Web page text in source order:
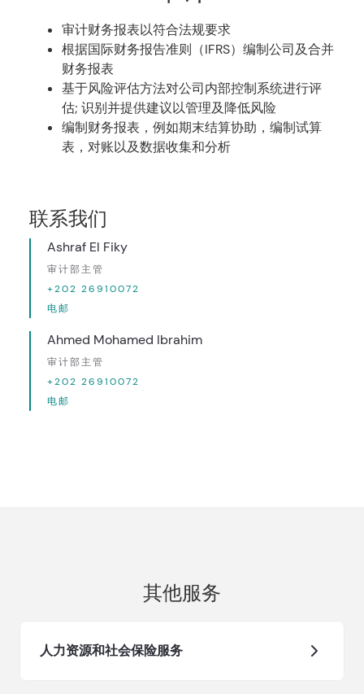
审计财务报表以符合法规要求
根据国际财务报告准则（IFRS）编制公司及合并
财务报表
基于风险评估方法对公司内部控制系统进行评
估; 识别并提供建议以管理及降低风险
编制财务报表，例如期末结算协助，编制试算
表，对账以及数据收集和分析
联系我们
Ashraf El Fiky
审计部主管
+202 26910072
电邮
Ahmed Mohamed Ibrahim
审计部主管
+202 26910072
电邮
其他服务
人力资源和社会保险服务